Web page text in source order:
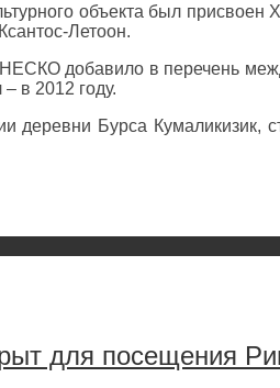
объекта был
Летоон.
добавило в перечень
в 2012 году.
деревни Бурса
для посещения